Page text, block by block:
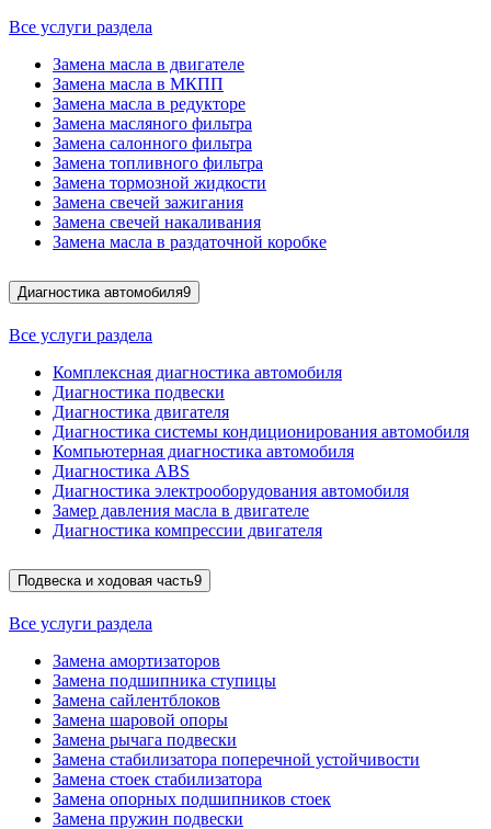
Все услуги раздела
Замена масла в двигателе
Замена масла в МКПП
Замена масла в редукторе
Замена масляного фильтра
Замена салонного фильтра
Замена топливного фильтра
Замена тормозной жидкости
Замена свечей зажигания
Замена свечей накаливания
Замена масла в раздаточной коробке
Диагностика автомобиля9
Все услуги раздела
Комплексная диагностика автомобиля
Диагностика подвески
Диагностика двигателя
Диагностика системы кондиционирования автомобиля
Компьютерная диагностика автомобиля
Диагностика ABS
Диагностика электрооборудования автомобиля
Замер давления масла в двигателе
Диагностика компрессии двигателя
Подвеска и ходовая часть9
Все услуги раздела
Замена амортизаторов
Замена подшипника ступицы
Замена сайлентблоков
Замена шаровой опоры
Замена рычага подвески
Замена стабилизатора поперечной устойчивости
Замена стоек стабилизатора
Замена опорных подшипников стоек
Замена пружин подвески